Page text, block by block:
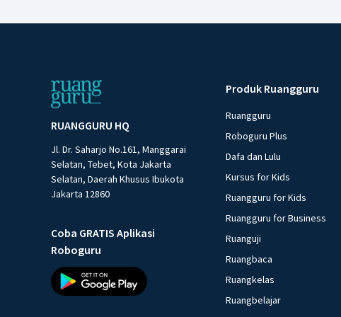
RUANGGURU HQ
Jl. Dr. Saharjo No.161, Manggarai
Selatan, Tebet, Kota Jakarta
Selatan, Daerah Khusus Ibukota
Jakarta 12860
Coba GRATIS Aplikasi
Roboguru
Produk Ruangguru
Ruangguru
Roboguru Plus
Dafa dan Lulu
Kursus for Kids
Ruangguru for Kids
Ruangguru for Business
Ruanguji
Ruangbaca
Ruangkelas
Ruangbelajar